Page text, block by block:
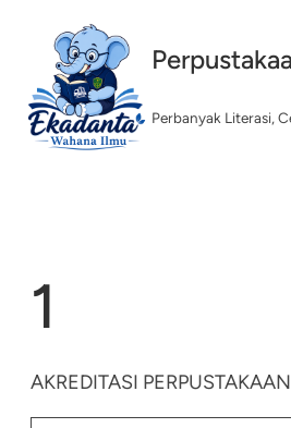
konten
Perbanyak Literasi,
1
AKREDITASI PERPUSTAKAAN